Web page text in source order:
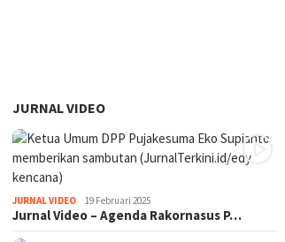
JURNAL VIDEO
JURNAL VIDEO 19 Februari 2025
Jurnal Video – Agenda Rakornasus P…